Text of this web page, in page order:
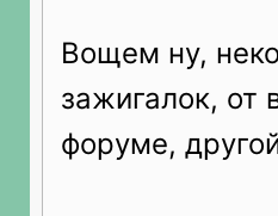
Вощем ну,
зажигалок, от
форуме,